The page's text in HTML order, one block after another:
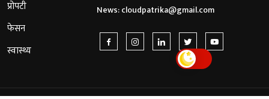
प्रोपटी
फेसन
स्वास्थ्य
News:cloudpatrika@gmail.com